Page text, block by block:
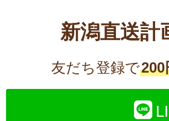
新潟直送計
友だち登録で200